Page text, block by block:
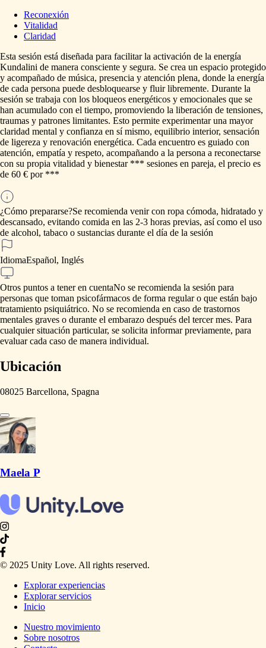
Reconexión
Vitalidad
Claridad
Esta sesión está diseñada para facilitar la activación de la energía
Kundalini de manera consciente y segura. Se crea un espacio protegido
y acompañado de música, presencia y atención plena, donde la energía
de cada persona puede desbloquearse y fluir libremente. Durante la
sesión se trabaja con los bloqueos energéticos y emocionales que se
han acumulado con el tiempo, promoviendo la liberación de tensiones,
traumas y patrones limitantes. Esto permite experimentar una mayor
claridad mental y confianza en sí mismo, equilibrio interior, sensación
de ligereza y renovación energética. Cada encuentro es guiado con
atención, empatía y respeto, acompañando a la persona a reconectarse
con su propia vitalidad y bienestar *** sesiones en pareja, el precio es
de 60 € por ***
¿Cómo prepararse?Se recomienda venir con ropa cómoda, hidratado y
descansado, evitando comida en las 2-3 horas previas, así como el uso
de alcohol, tabaco o sustancias durante el día de la sesión
IdiomaEspañol, Inglés
Otros puntos a tener en cuentaNo se recomienda la sesión para
personas que toman psicofármacos de forma regular o que están bajo
tratamiento psiquiátrico. No se recomienda en caso de trastornos
mentales graves o durante el embarazo después del tercer mes. Para
cualquier situación particular, se solicita informar previamente, para
evaluar cada caso de manera individual.
Ubicación
08025 Barcellona, Spagna
Maela P
© 2025 Unity Love. All rights reserved.
Explorar experiencias
Explorar servicios
Inicio
Nuestro movimiento
Sobre nosotros